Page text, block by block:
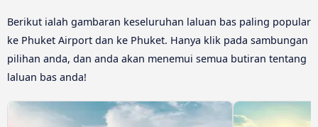
Berikut ialah gambaran keseluruhan laluan bas paling popular
ke Phuket Airport dan ke Phuket. Hanya klik pada sambungan
pilihan anda, dan anda akan menemui semua butiran tentang
laluan bas anda!